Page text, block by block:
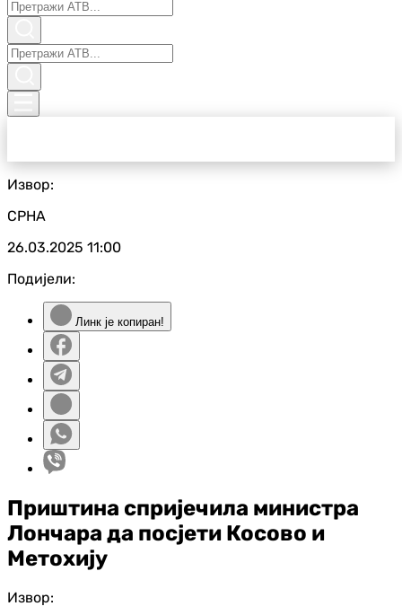
Извор:
СРНА
26.03.2025 11:00
Подијели:
Линк је копиран!
Приштина спријечила министра
Лончара да посјети Косово и
Метохију
Извор: